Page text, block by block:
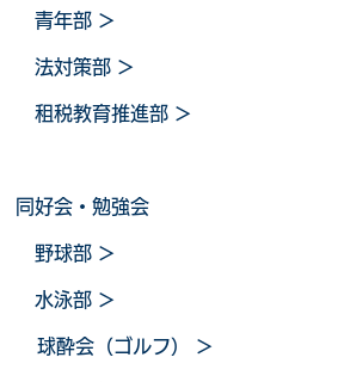
青年部 ＞
法対策部 ＞
租税教育推進部 ＞
同好会・勉強会
野球部 ＞
水泳部 ＞
球酔会（ゴルフ） ＞